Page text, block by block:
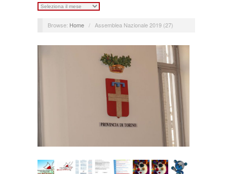
Archivi
Browse: Home / Assemblea Nazionale 2019 (27)